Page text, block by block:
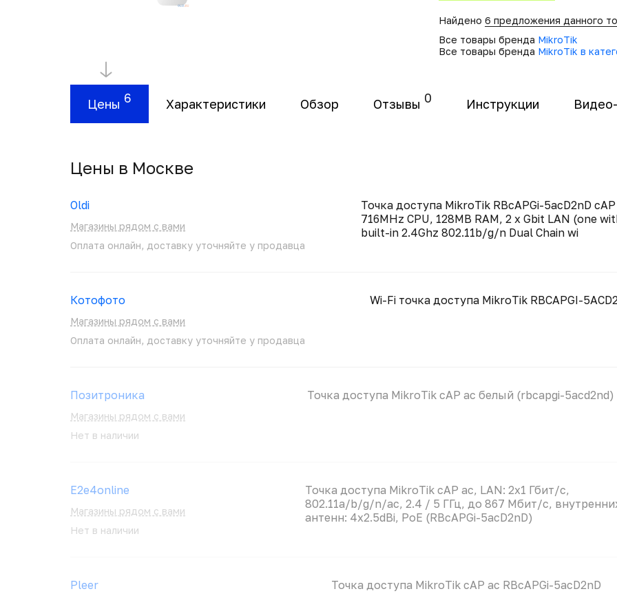
Найдено 6 предложения данного
Все товары бренда MikroTik
Все товары бренда MikroTik в
Цены 6 Характеристики Обзор Отзывы 0 Инструкции
Цены в Москвe
Oldi
Магазины рядом с вами
Оплата онлайн, доставку уточняйте у продавца
Точка доступа MikroTik RBcAPGi-5acD2nD
716MHz CPU, 128MB RAM, 2 x Gbit LAN (one
built-in 2.4Ghz 802.11b/g/n Dual Chain wi
Котофото
Магазины рядом с вами
Оплата онлайн, доставку уточняйте у продавца
Wi-Fi точка доступа MikroTik RBCAPGI-
Позитроника
Магазины рядом с вами
Нет в наличии
Точка доступа MikroTik cAP ac белый (rbcapgi-5acd2nd)
E2e4online
Магазины рядом с вами
Нет в наличии
Точка доступа MikroTik cAP ac, LAN: 2x1 Гбит/с,
802.11a/b/g/n/ac, 2.4 / 5 ГГц, до 867 Мбит/с,
антенн: 4x2.5dBi, PoE (RBcAPGi-5acD2nD)
Pleer Точка доступа MikroTik cAP ac RBcAPGi-5acD2nD